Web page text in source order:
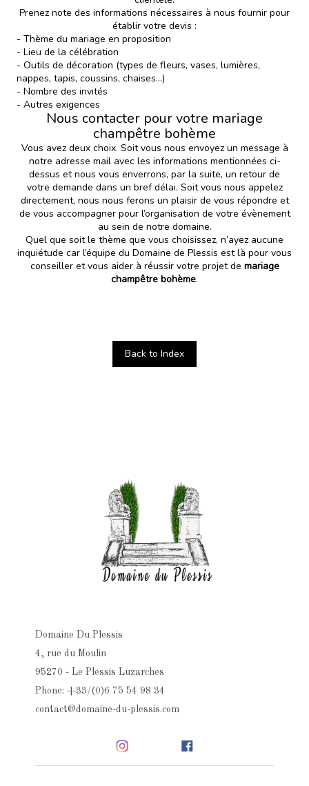
Prenez note des informations nécessaires à nous fournir pour
établir votre devis :
- Thème du mariage en proposition
- Lieu de la célébration
- Outils de décoration (types de fleurs, vases, lumières,
nappes, tapis, coussins, chaises…)
- Nombre des invités
- Autres exigences
Nous contacter pour votre mariage
champêtre bohème
Vous avez deux choix. Soit vous nous envoyez un message à
notre adresse mail avec les informations mentionnées ci-
dessus et nous vous enverrons, par la suite, un retour de
votre demande dans un bref délai. Soit vous nous appelez
directement, nous nous ferons un plaisir de vous répondre et
de vous accompagner pour l’organisation de votre évènement
au sein de notre domaine.
Quel que soit le thème que vous choisissez, n’ayez aucune
inquiétude car l’équipe du Domaine de Plessis est là pour vous
conseiller et vous aider à réussir votre projet de mariage
champêtre bohème.
Back to Index
Domaine Du Plessis
4, rue du Moulin
95270 - Le Plessis Luzarches
Phone: +33/(0)6 75 54 98 34
contact@domaine-du-plessis.com